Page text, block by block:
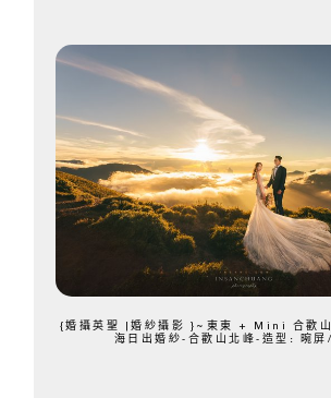
{婚攝英聖 |婚紗攝影 }~東東 + Mini 合歡山
海日出婚紗-合歡山北峰-造型: 晼屏